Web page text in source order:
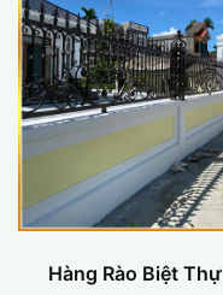
Hàng Rào Biệt Thự